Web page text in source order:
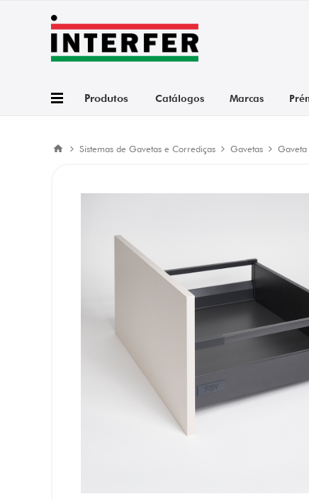
Produtos Catálogos Marcas
Sistemas de Gavetas e Corrediças Gavetas